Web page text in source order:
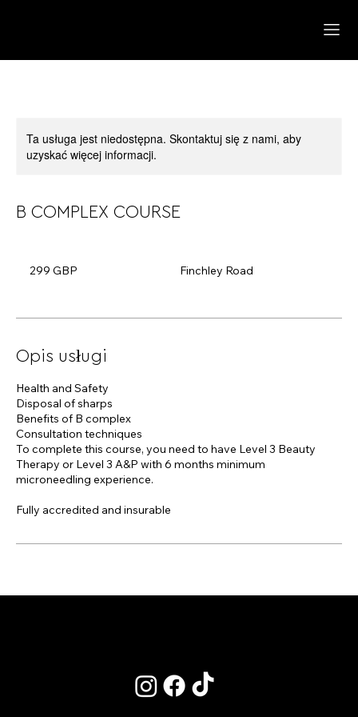
Ta usługa jest niedostępna. Skontaktuj się z nami, aby
uzyskać więcej informacji.
B COMPLEX COURSE
szterlingów
299 GBP Finchley Road
Opis usługi
Health and Safety
Disposal of sharps
Benefits of B complex
Consultation techniques
To complete this course, you need to have Level 3 Beauty
Therapy or Level 3 A&P with 6 months minimum
microneedling experience.
Fully accredited and insurable